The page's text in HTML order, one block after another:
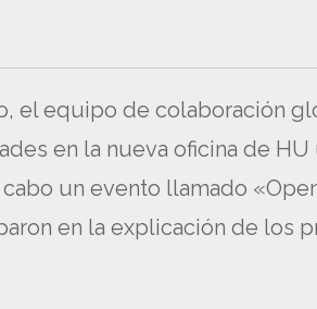
el equipo de colaboración
en la nueva oficina de
un evento llamado
en la explicación de los